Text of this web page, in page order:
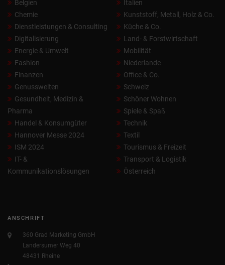
Belgien
Chemie
Dienstleistungen & Consulting
Digitalisierung
Energie & Umwelt
Fashion
Finanzen
Genusswelten
Gesundheit, Medizin &
Pharma
Handel & Konsumgüter
Hannover Messe 2024
ISM 2024
IT- &
Kommunikationslösungen
Italien
Kunststoff, Metall, Holz & Co.
Küche & Co.
Land- & Forstwirtschaft
Mobilität
Niederlande
Office & Co.
Schweiz
Schöner Wohnen
Spiele & Spaß
Technik
Textil
Tourismus & Freizeit
Transport & Logistik
Österreich
ANSCHRIFT
360 Grad Marketing GmbH
Landersumer Weg 40
48431 Rheine